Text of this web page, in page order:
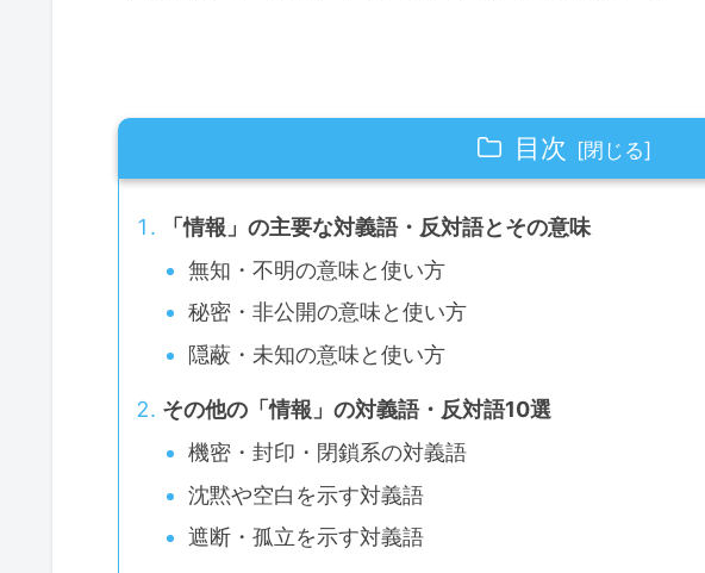
目次
「情報」の主要な対義語・反対語とその意味
無知・不明の意味と使い方
秘密・非公開の意味と使い方
隠蔽・未知の意味と使い方
その他の「情報」の対義語・反対語10選
機密・封印・閉鎖系の対義語
沈黙や空白を示す対義語
遮断・孤立を示す対義語